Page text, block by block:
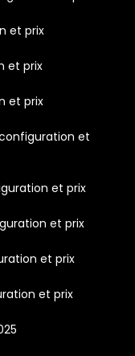
et prix
et prix
et prix
et
et prix
et prix
et prix
et prix